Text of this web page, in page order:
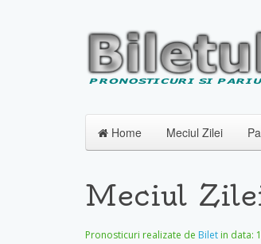
Home Meciul Zilei
Meciul
Pronosticuri realizate de Bilet in data: